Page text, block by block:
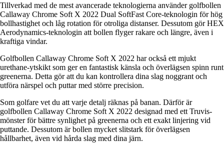
Tillverkad med de mest avancerade teknologierna använder golfbollen
Callaway Chrome Soft X 2022 Dual SoftFast Core-teknologin för hög
bollhastighet och låg rotation för otroliga distanser. Dessutom gör HEX
Aerodynamics-teknologin att bollen flyger rakare och längre, även i
kraftiga vindar.
Golfbollen Callaway Chrome Soft X 2022 har också ett mjukt
urethane-ytskikt som ger en fantastisk känsla och överlägsen spinn runt
greenerna. Detta gör att du kan kontrollera dina slag noggrant och
utföra närspel och puttar med större precision.
Som golfare vet du att varje detalj räknas på banan. Därför är
golfbollen Callaway Chrome Soft X 2022 designad med ett Truvis-
mönster för bättre synlighet på greenerna och ett exakt linjering vid
puttande. Dessutom är bollen mycket slitstark för överlägsen
hållbarhet, även vid hårda slag med dina järn.